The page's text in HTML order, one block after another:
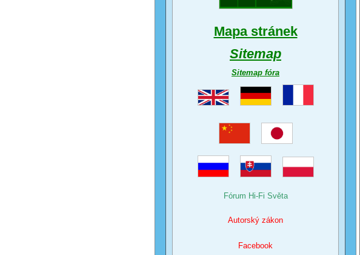
Mapa stránek
Sitemap
Sitemap fóra
Fórum Hi-Fi Světa
Autorský zákon
Facebook